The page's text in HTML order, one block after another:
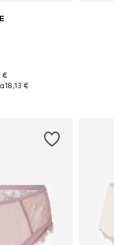
S, M, L
€
18,13 €